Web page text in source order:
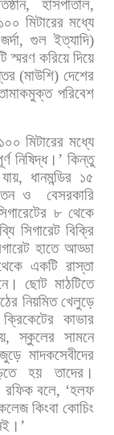
,হাসপাতাল,
মিটারের মধ্যে
জর্দা, গুল ইত্যাদি)
স্মরণ করিয়ে দিয়ে
(মাউশি)দেশের
পরিবেশ
১০০ মিটারের মধ্যে
নিষিদ্ধ। ’ কিন্তু
যায়, ধানমন্ডির ১৫
ও
বেসরকারি
৮ থেকে
সিগারেট বিক্রি
হাতে আড্ডা
একটি রাস্তা
ছোট মাঠটিতে
নিয়মিত খেলুড়ে
ক্রিকেটের কাভার
,স্কুলের সামনে
মাদকসেবীদের
হয়
তাদের।
রফিক বলে, ‘হলফ
কিংবা কোচিং
’